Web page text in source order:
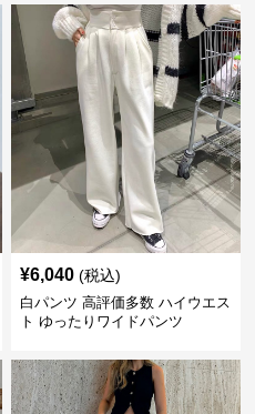
¥6,040 (税込)
白パンツ 高評価多数 ハイウエス
ト ゆったりワイドパンツ